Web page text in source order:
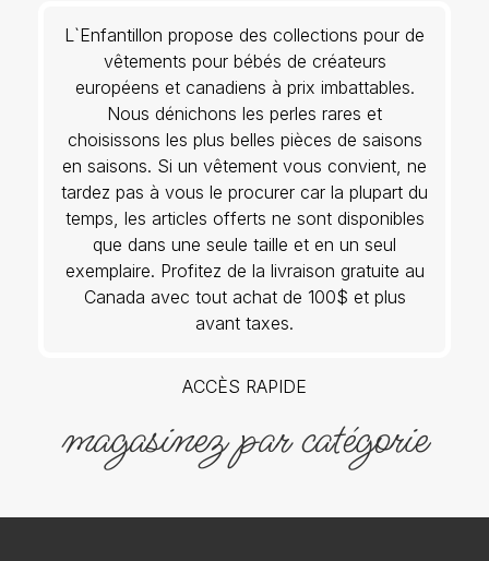
L`Enfantillon propose des collections pour de
vêtements pour bébés de créateurs
européens et canadiens à prix imbattables.
Nous dénichons les perles rares et
choisissons les plus belles pièces de saisons
en saisons. Si un vêtement vous convient, ne
tardez pas à vous le procurer car la plupart du
temps, les articles offerts ne sont disponibles
que dans une seule taille et en un seul
exemplaire. Profitez de la livraison gratuite au
Canada avec tout achat de 100$ et plus
avant taxes.
ACCÈS RAPIDE
magasinez par catégorie